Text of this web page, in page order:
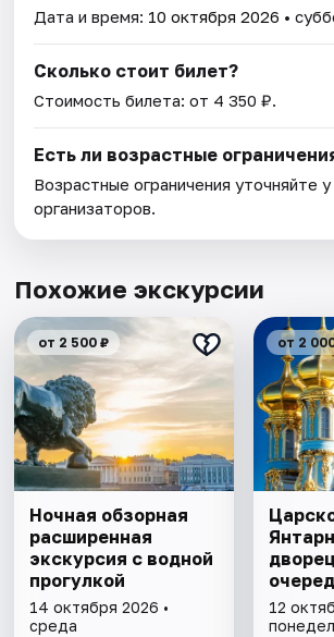
Дата и время: 10 октября 2026 •
Сколько стоит билет?
Стоимость билета: от 4 350 ₽.
Есть ли возрастные
Возрастные ограничения уточняйте у
организаторов.
Похожие экскурсии
от 2 500 ₽
Ночная обзорная
расширенная
экскурсия с водной
прогулкой
14 октября 2026 •
среда
от 2
день
12